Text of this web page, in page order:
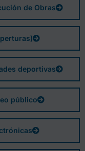
de Obras
deportivas
público